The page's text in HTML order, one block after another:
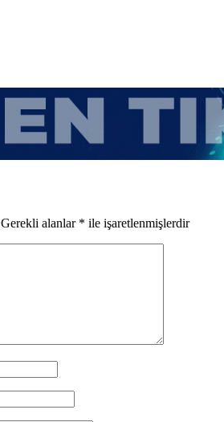
Gerekli alanlar * ile işaretlenmişlerdir